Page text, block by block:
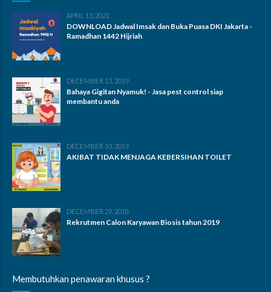
APRIL 13, 2021
DOWNLOAD Jadwal Imsak dan Buka Puasa DKI Jakarta -
Ramadhan 1442 Hijriah
DECEMBER 13, 2019
Bahaya Gigitan Nyamuk! - Jasa pest control siap
membantu anda
DECEMBER 10, 2019
AKIBAT TIDAK MENJAGA KEBERSIHAN TOILET
DECEMBER 29, 2018
Rekrutmen Calon Karyawan Biosis tahun 2019
Membutuhkan penawaran khusus ?